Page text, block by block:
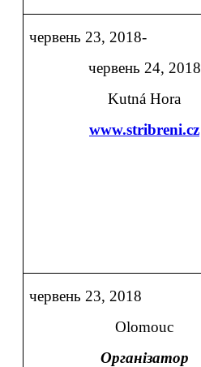
червень 23, 2018-
червень 24, 2018
Kutná Hora
www.stribreni.cz
червень 23, 2018
Olomouc
Організатор